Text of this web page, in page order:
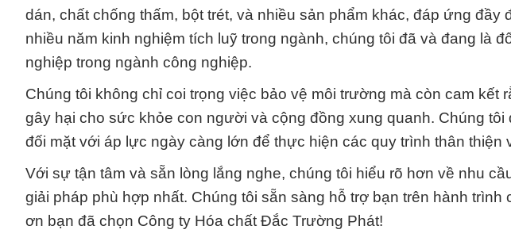
dán, chất chống thấm, bột trét, và nhiều sản phẩm khác, đáp ứng đầy
nhiều năm kinh nghiệm tích luỹ trong ngành, chúng tôi đã và đang là
nghiệp trong ngành công nghiệp.
Chúng tôi không chỉ coi trọng việc bảo vệ môi trường mà còn cam kết
gây hại cho sức khỏe con người và cộng đồng xung quanh. Chúng
đối mặt với áp lực ngày càng lớn để thực hiện các quy trình thân
Với sự tận tâm và sẵn lòng lắng nghe, chúng tôi hiểu rõ hơn về nhu
giải pháp phù hợp nhất. Chúng tôi sẵn sàng hỗ trợ bạn trên hành
ơn bạn đã chọn Công ty Hóa chất Đắc Trường Phát!